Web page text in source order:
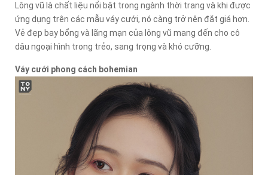
Lông vũ là chất liệu nổi bật trong ngành thời trang và khi được
ứng dụng trên các mẫu váy cưới, nó càng trở nên đắt giá hơn.
Vẻ đẹp bay bổng và lãng mạn của lông vũ mang đến cho cô
dâu ngoại hình trong trẻo, sang trọng và khó cưỡng.
Váy cưới phong cách bohemian